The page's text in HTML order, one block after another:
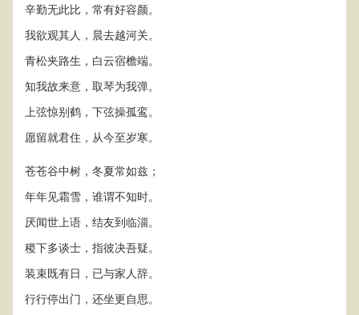
辛勤无此比，常有好容颜。
我欲观其人，晨去越河关。
青松夹路生，白云宿檐端。
知我故来意，取琴为我弹。
上弦惊别鹤，下弦操孤鸾。
愿留就君住，从今至岁寒。
苍苍谷中树，冬夏常如兹；
年年见霜雪，谁谓不知时。
厌闻世上语，结友到临淄。
稷下多谈士，指彼决吾疑。
装束既有日，已与家人辞。
行行停出门，还坐更自思。